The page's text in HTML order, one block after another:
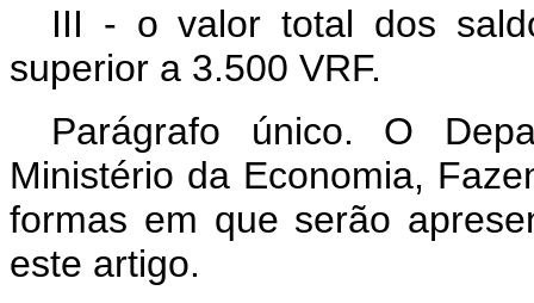
III - o valor total dos
superior a 3.500 VRF.
Parágrafo único. O
Ministério da Economia,
formas em que serão
este artigo.